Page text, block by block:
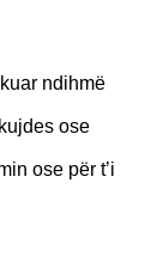
ndihmë
ose
ose për t’i